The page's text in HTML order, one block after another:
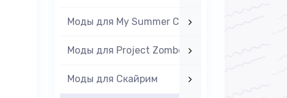
Моды для My Summer Car
Моды для Project Zomboid
Моды для Скайрим